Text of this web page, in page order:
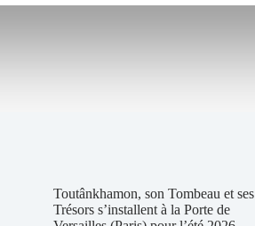
Toutânkhamon, son Tombeau et ses
Trésors s’installent à la Porte de